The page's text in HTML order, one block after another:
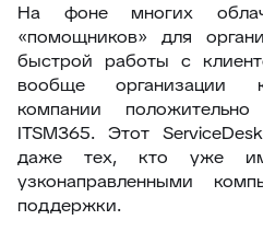
На фоне многих
«помощников» для
быстрой работы с
вообще организации
компании
ITSM365. Этот
даже тех, кто уже
узконаправленными
поддержки.